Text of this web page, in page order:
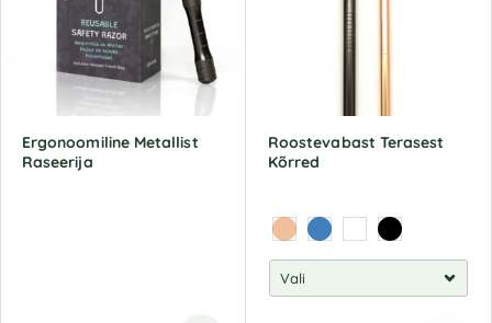
Ergonoomiline Metallist
Raseerija
Roostevabast Terasest
Kõrred